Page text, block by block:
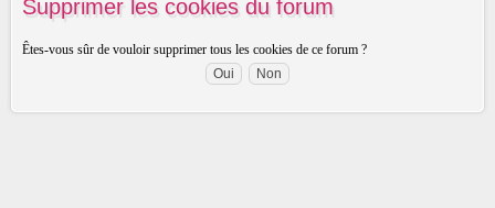
Supprimer les cookies du forum
Êtes-vous sûr de vouloir supprimer tous les cookies de ce forum ?